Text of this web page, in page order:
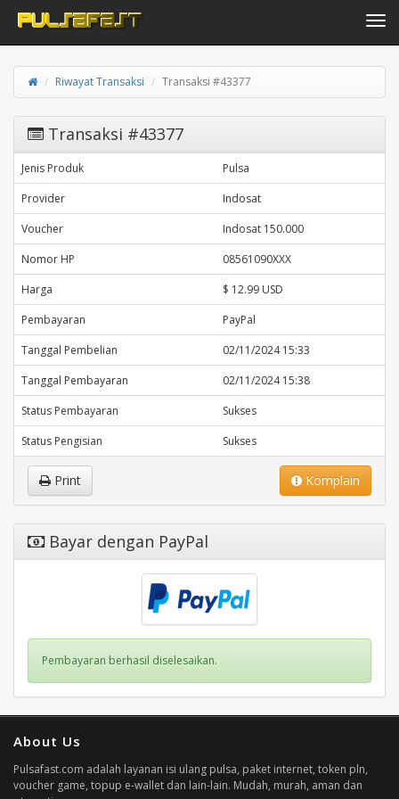
Toggle
Riwayat Transaksi Transaksi #43377
Transaksi #43377
Jenis Produk
Pulsa
Provider
Indosat
Voucher
Indosat 150.000
Nomor HP
08561090XXX
Harga
$ 12.99 USD
Pembayaran
PayPal
Tanggal Pembelian
02/11/2024 15:33
Tanggal Pembayaran
02/11/2024 15:38
Status Pembayaran
Sukses
Status Pengisian
Sukses
Komplain
Print
Bayar dengan PayPal
Pembayaran berhasil diselesaikan.
About Us
Pulsafast.com adalah layanan isi ulang pulsa, paket internet, token pln,
voucher game, topup e-wallet dan lain-lain. Mudah, murah, aman dan